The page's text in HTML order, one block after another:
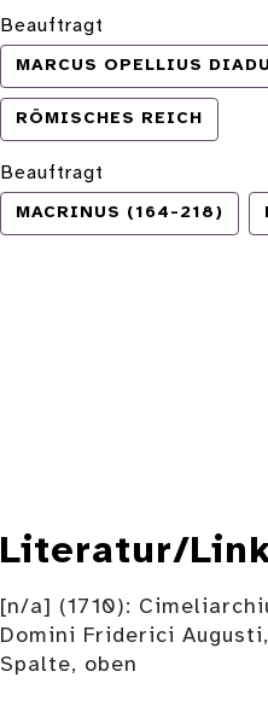
Beauftragt
MARCUS OPELLIUS
RÖMISCHES REICH
Beauftragt
MACRINUS (164-218)
Literatur/
[n/a] (1710):
Domini Friderici
Spalte, oben